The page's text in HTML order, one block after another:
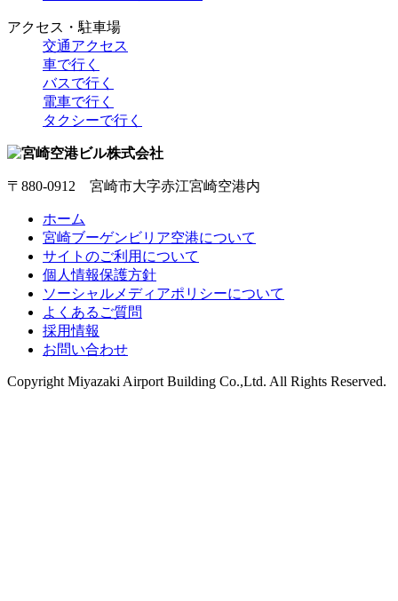
アクセス・駐車場
交通アクセス
車で行く
バスで行く
電車で行く
タクシーで行く
〒880-0912 宮崎市大字赤江宮崎空港内
ホーム
宮崎ブーゲンビリア空港について
サイトのご利用について
個人情報保護方針
ソーシャルメディアポリシーについて
よくあるご質問
採用情報
お問い合わせ
Copyright Miyazaki Airport Building Co.,Ltd. All Rights Reserved.